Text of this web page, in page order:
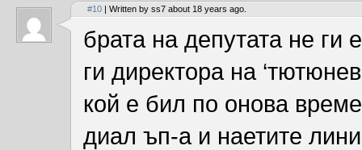
#10 | Written by ss7 about 18 years ago.
брата на депутата не
ги директора на
кой е бил по онова
диал ъп-а и наетите